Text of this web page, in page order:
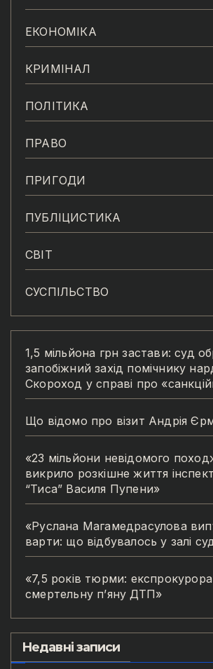
ЕКОНОМІКА
КРИМІНАЛ
ПОЛІТИКА
ПРАВО
ПРИГОДИ
ПУБЛІЦИСТИКА
СВІТ
СУСПІЛЬСТВО
1,5 мільйона грн застави: суд
запобіжний захід помічнику
Скороход у справі про
Що відомо про візит Андрія
«23 мільйони невідомого
викрило розкішне життя
“Тиса” Василя Пупени»
«Руслана Магамедрасулова
варти: що відбувалось у залі
«7,5 років тюрми:
смертельну п’яну ДТП»
Недавні записи